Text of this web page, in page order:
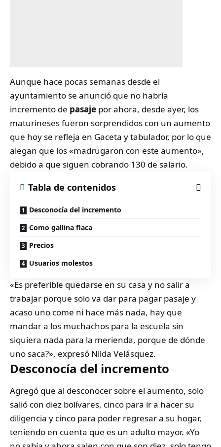
Aunque hace pocas semanas desde el
ayuntamiento se anunció que no habría
incremento de pasaje por ahora, desde ayer, los
maturineses fueron sorprendidos con un aumento
que hoy se refleja en Gaceta y tabulador, por lo que
alegan que los «madrugaron con este aumento»,
debido a que siguen cobrando 130 de salario.
Tabla de contenidos
Desconocía del incremento
Como gallina flaca
Precios
Usuarios molestos
«Es preferible quedarse en su casa y no salir a
trabajar porque solo va dar para pagar pasaje y
acaso uno come ni hace más nada, hay que
mandar a los muchachos para la escuela sin
siquiera nada para la merienda, porque de dónde
uno saca?», expresó Nilda Velásquez.
Desconocía del incremento
Agregó que al desconocer sobre el aumento, solo
salió con diez bolívares, cinco para ir a hacer su
diligencia y cinco para poder regresar a su hogar,
teniendo en cuenta que es un adulto mayor. «Yo